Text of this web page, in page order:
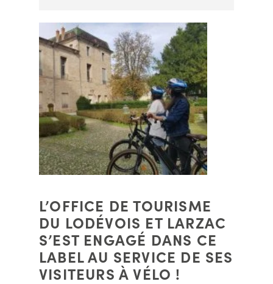
L’OFFICE DE TOURISME
DU LODÉVOIS ET LARZAC
S’EST ENGAGÉ DANS CE
LABEL AU SERVICE DE SES
VISITEURS À VÉLO !